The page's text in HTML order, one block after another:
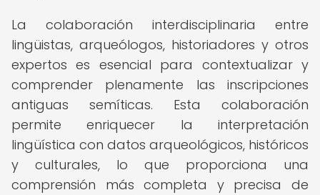
La colaboración interdisciplinaria entre
lingüistas, arqueólogos, historiadores y otros
expertos es esencial para contextualizar y
comprender plenamente las inscripciones
antiguas semíticas. Esta colaboración
permite enriquecer la interpretación
lingüística con datos arqueológicos, históricos
y culturales, lo que proporciona una
comprensión más completa y precisa de